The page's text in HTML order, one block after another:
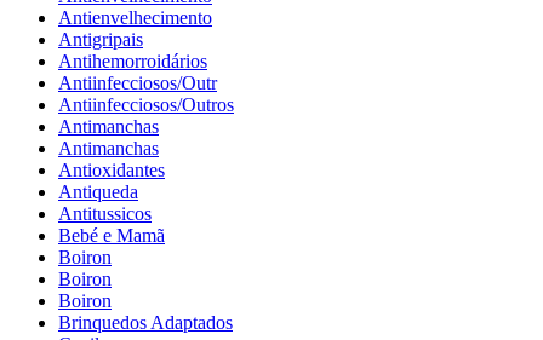
Antienvelhecimento
Antigripais
Antihemorroidários
Antiinfecciosos/Outr
Antiinfecciosos/Outros
Antimanchas
Antimanchas
Antioxidantes
Antiqueda
Antitussicos
Bebé e Mamã
Boiron
Boiron
Boiron
Brinquedos Adaptados